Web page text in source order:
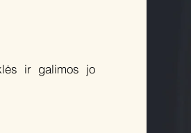
ir galimos jo